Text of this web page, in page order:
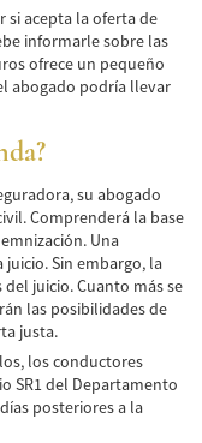
si acepta la oferta de
informarle sobre las
ofrece un pequeño
abogado podría llevar
su abogado
Comprenderá la base
Una
Sin embargo, la
juicio. Cuanto más se
las posibilidades de
justa.
los conductores
SR1 del Departamento
posteriores a la